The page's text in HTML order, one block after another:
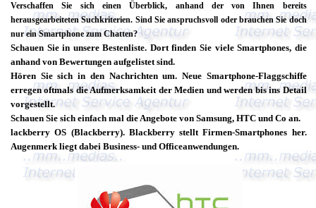
Verschaffen Sie sich einen Überblick, anhand der von Ihnen bereits
herausgearbeiteten Suchkriterien. Sind Sie anspruchsvoll oder brauchen Sie doch
nur ein Smartphone zum Chatten?
Schauen Sie in unsere Bestenliste. Dort finden Sie viele Smartphones, die
anhand von Bewertungen aufgelistet sind.
Hören Sie sich in den Nachrichten um. Neue Smartphone-Flaggschiffe
erregen oftmals die Aufmerksamkeit der Medien und werden bis ins Detail
vorgestellt.
Schauen Sie sich einfach mal die Angebote von Samsung, HTC und Co an.
lackberry OS (Blackberry). Blackberry stellt Firmen-Smartphones her.
Augenmerk liegt dabei Business- und Officeanwendungen.